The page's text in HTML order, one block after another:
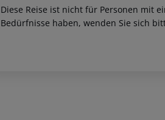
Diese Reise ist nicht für Personen mit
Bedürfnisse haben, wenden Sie sich